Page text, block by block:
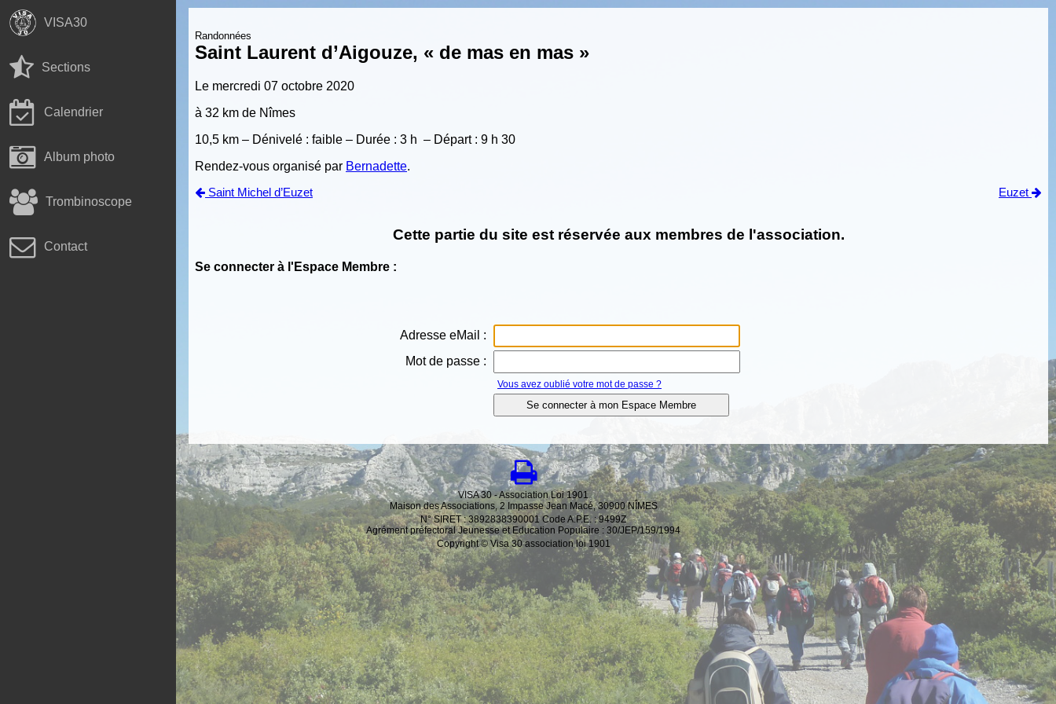
VISA30
Sections
Calendrier
Album photo
Trombinoscope
Contact
Randonnées
Saint Laurent d’Aigouze, « de mas en mas »
Le mercredi 07 octobre 2020
à 32 km de Nîmes
10,5 km – Dénivelé : faible – Durée : 3 h – Départ : 9 h 30
Rendez-vous organisé par Bernadette.
Saint Michel d’Euzet Euzet
Cette partie du site est réservée aux membres de l'association.
Se connecter à l'Espace Membre :
Adresse eMail :
Mot de passe :
Vous avez oublié votre mot de passe ?
VISA 30 - Association Loi 1901
Maison des Associations, 2 Impasse Jean Macé, 30900 NÎMES
N° SIRET : 3892838390001 Code A.P.E. : 9499Z
Agrément préfectoral Jeunesse et Education Populaire : 30/JEP/159/1994
Copyright © Visa 30 association loi 1901